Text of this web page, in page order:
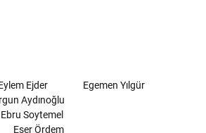
Ejder
Egemen Yılgür
Aydınoğlu
Ebru Soytemel
Eser Ördem